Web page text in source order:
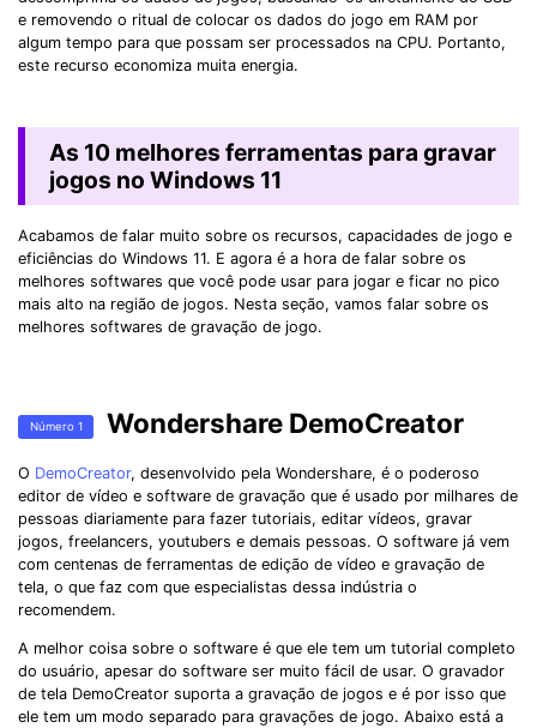
e removendo o ritual de colocar os dados do jogo em RAM por
algum tempo para que possam ser processados na CPU. Portanto,
este recurso economiza muita energia.
As 10 melhores ferramentas para gravar
jogos no Windows 11
Acabamos de falar muito sobre os recursos, capacidades de jogo e
eficiências do Windows 11. E agora é a hora de falar sobre os
melhores softwares que você pode usar para jogar e ficar no pico
mais alto na região de jogos. Nesta seção, vamos falar sobre os
melhores softwares de gravação de jogo.
Número 1 Wondershare DemoCreator
O DemoCreator, desenvolvido pela Wondershare, é o poderoso
editor de vídeo e software de gravação que é usado por milhares de
pessoas diariamente para fazer tutoriais, editar vídeos, gravar
jogos, freelancers, youtubers e demais pessoas. O software já vem
com centenas de ferramentas de edição de vídeo e gravação de
tela, o que faz com que especialistas dessa indústria o
recomendem.
A melhor coisa sobre o software é que ele tem um tutorial completo
do usuário, apesar do software ser muito fácil de usar. O gravador
de tela DemoCreator suporta a gravação de jogos e é por isso que
ele tem um modo separado para gravações de jogo. Abaixo está a